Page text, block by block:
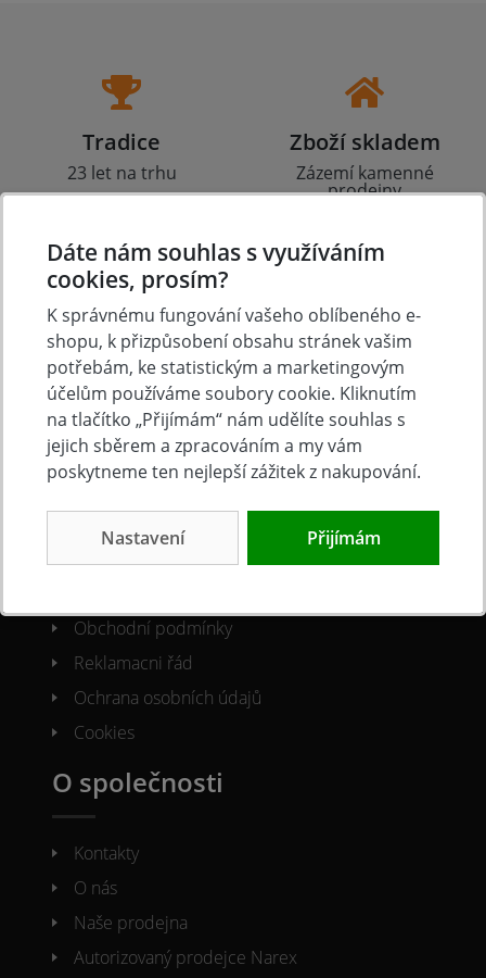
Tradice
23 let na trhu
Zboží skladem
Zázemí kamenné
prodejny
Výhodná doprava
Doprava zdarma nad
6.000 Kč
Osobní odběr
Čs. armády 347 (za
Lídlem), Slavkov u Brna
O nákupu
Doprava a platba
Obchodní podmínky
Reklamacni řád
Ochrana osobních údajů
Cookies
O společnosti
Kontakty
O nás
Naše prodejna
Autorizovaný prodejce Narex
Dáte nám souhlas s využíváním
cookies, prosím?
K správnému fungování vašeho oblíbeného e-
shopu, k přizpůsobení obsahu stránek vašim
potřebám, ke statistickým a marketingovým
účelům používáme soubory cookie. Kliknutím
na tlačítko „Přijímám“ nám udělíte souhlas s
jejich sběrem a zpracováním a my vám
poskytneme ten nejlepší zážitek z nakupování.
Nastavení Přijímám